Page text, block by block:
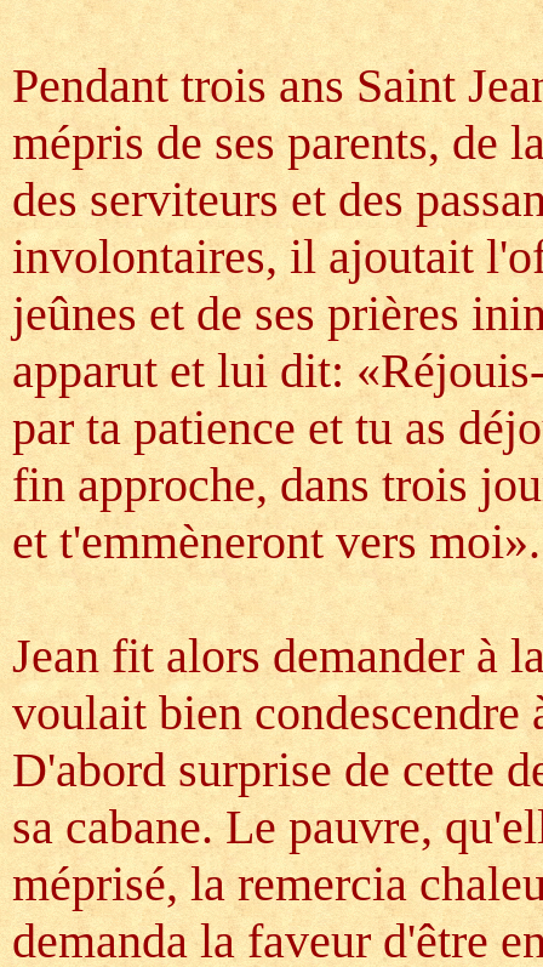
Pendant trois ans Saint
mépris de ses parents, de
des serviteurs et des
involontaires, il ajoutait
jeûnes et de ses prières
apparut et lui dit:
par ta patience et tu as
fin approche, dans trois
et t'emmèneront vers moi».
Jean fit alors demander à
voulait bien
D'abord surprise de cette
sa cabane. Le pauvre,
méprisé, la remercia
demanda la faveur d'être